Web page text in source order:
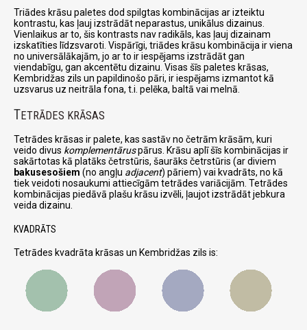
Triādes krāsu paletes dod spilgtas kombinācijas ar izteiktu
kontrastu, kas ļauj izstrādāt neparastus, unikālus dizainus.
Vienlaikus ar to, šis kontrasts nav radikāls, kas ļauj dizainam
izskatīties līdzsvaroti. Vispārīgi, triādes krāsu kombinācija ir viena
no universālākajām, jo ar to ir iespējams izstrādāt gan
viendabīgu, gan akcentētu dizainu. Visas šīs paletes krāsas,
Kembridžas zils un papildinošo pāri, ir iespējams izmantot kā
uzsvarus uz neitrāla fona, t.i. pelēka, baltā vai melnā.
TETRĀDES KRĀSAS
Tetrādes krāsas ir palete, kas sastāv no četrām krāsām, kuri
veido divus komplementāruspārus. Krāsu aplī šīs kombinācijas ir
sakārtotas kā platāks četrstūris, šaurāks četrstūris (ar diviem
bakusesošiem (no angļu adjacent) pāriem) vai kvadrāts, no kā
tiek veidoti nosaukumi attiecīgām tetrādes variācijām. Tetrādes
kombinācijas piedāvā plašu krāsu izvēli, ļaujot izstrādāt jebkura
veida dizainu.
KVADRĀTS
Tetrādes kvadrāta krāsas un Kembridžas zils is: